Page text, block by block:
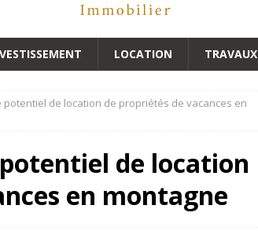
LOCATION TRAVAUX
potentiel de location de propriétés de vacances en
de location
en montagne